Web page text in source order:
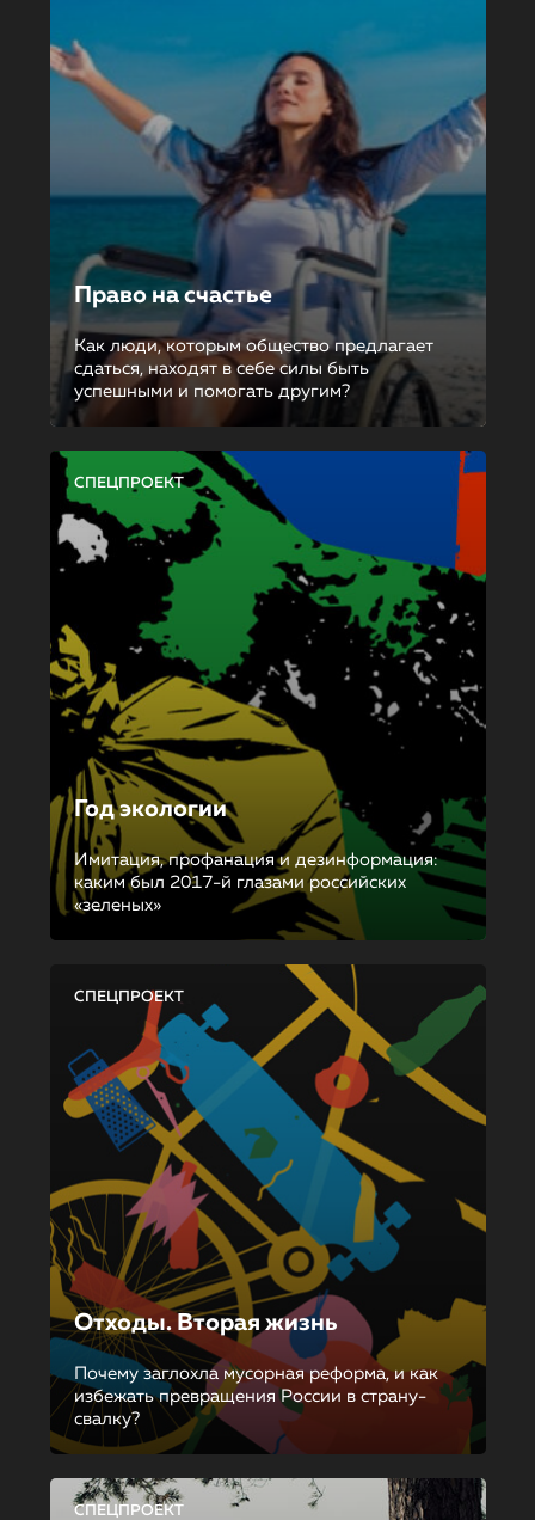
Право на счастье
Как люди, которым общество предлагает
сдаться, находят в себе силы быть
успешными и помогать другим?
СПЕЦПРОЕКТ
Год экологии
Имитация, профанация и дезинформация:
каким был 2017-й глазами российских
«зеленых»
СПЕЦПРОЕКТ
Отходы. Вторая жизнь
Почему заглохла мусорная реформа, и как
избежать превращения России в страну-
свалку?
СПЕЦПРОЕКТ